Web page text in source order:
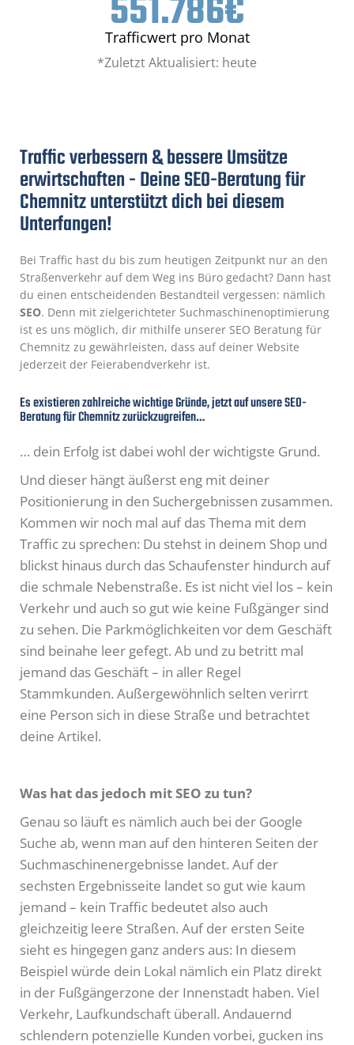
Trafficwert pro Monat
551.786€
*Zuletzt Aktualisiert: heute
Traffic verbessern & bessere Umsätze
erwirtschaften - Deine SEO-Beratung für
Chemnitz unterstützt dich bei diesem
Unterfangen!
Bei Traffic hast du bis zum heutigen Zeitpunkt nur an den
Straßenverkehr auf dem Weg ins Büro gedacht? Dann hast
du einen entscheidenden Bestandteil vergessen: nämlich
SEO. Denn mit zielgerichteter Suchmaschinenoptimierung
ist es uns möglich, dir mithilfe unserer SEO Beratung für
Chemnitz zu gewährleisten, dass auf deiner Website
jederzeit der Feierabendverkehr ist.
Es existieren zahlreiche wichtige Gründe, jetzt auf unsere SEO-
Beratung für Chemnitz zurückzugreifen…​
… dein Erfolg ist dabei wohl der wichtigste Grund.
Und dieser hängt äußerst eng mit deiner
Positionierung in den Suchergebnissen zusammen.
Kommen wir noch mal auf das Thema mit dem
Traffic zu sprechen: Du stehst in deinem Shop und
blickst hinaus durch das Schaufenster hindurch auf
die schmale Nebenstraße. Es ist nicht viel los – kein
Verkehr und auch so gut wie keine Fußgänger sind
zu sehen. Die Parkmöglichkeiten vor dem Geschäft
sind beinahe leer gefegt. Ab und zu betritt mal
jemand das Geschäft – in aller Regel
Stammkunden. Außergewöhnlich selten verirrt
eine Person sich in diese Straße und betrachtet
deine Artikel.
Was hat das jedoch mit SEO zu tun?
Genau so läuft es nämlich auch bei der Google
Suche ab, wenn man auf den hinteren Seiten der
Suchmaschinenergebnisse landet. Auf der
sechsten Ergebnisseite landet so gut wie kaum
jemand – kein Traffic bedeutet also auch
gleichzeitig leere Straßen. Auf der ersten Seite
sieht es hingegen ganz anders aus: In diesem
Beispiel würde dein Lokal nämlich ein Platz direkt
in der Fußgängerzone der Innenstadt haben. Viel
Verkehr, Laufkundschaft überall. Andauernd
schlendern potenzielle Kunden vorbei, gucken ins